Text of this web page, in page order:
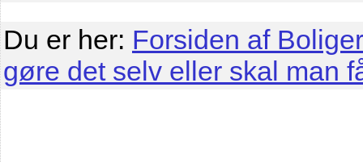
Du er her: Forsiden af
gøre det selv eller skal man